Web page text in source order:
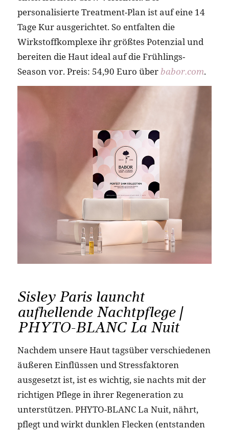
personalisierte Treatment-Plan ist auf eine 14
Tage Kur ausgerichtet. So entfalten die
Wirkstoffkomplexe ihr größtes Potenzial und
bereiten die Haut ideal auf die Frühlings-
Season vor. Preis: 54,90 Euro überbabor.com.
Sisley Paris launcht
aufhellende Nachtpflege |
PHYTO-BLANC La Nuit
Nachdem unsere Haut tagsüber verschiedenen
äußeren Einflüssen und Stressfaktoren
ausgesetzt ist, ist es wichtig, sie nachts mit der
richtigen Pflege in ihrer Regeneration zu
unterstützen. PHYTO-BLANC La Nuit, nährt,
pflegt und wirkt dunklen Flecken (entstanden